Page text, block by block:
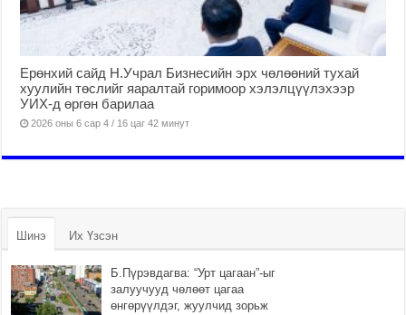
Ерөнхий сайд Н.Учрал Бизнесийн эрх чөлөөний тухай
хуулийн төслийг яаралтай горимоор хэлэлцүүлэхээр
УИХ-д өргөн барилаа
2026 оны 6 сар 4 / 16 цаг 42 минут
Шинэ Их Үзсэн
Б.Пүрэвдагва: “Урт цагаан”-ыг
залуучууд чөлөөт цагаа
өнгөрүүлдэг, жуулчид зорьж